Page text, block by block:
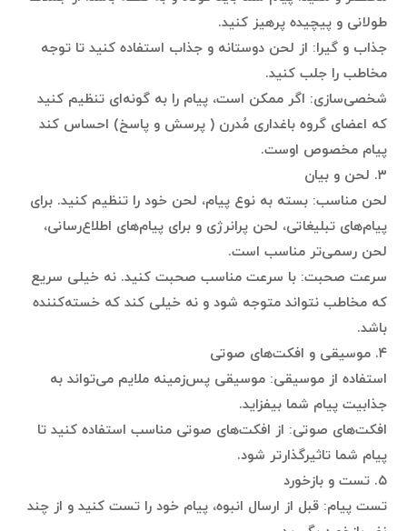
طولانی و پیچیده پرهیز کنید.
جذاب و گیرا: از لحن دوستانه و جذاب استفاده کنید تا توجه
مخاطب را جلب کنید.
شخصی‌سازی: اگر ممکن است، پیام را به گونه‌ای تنظیم کنید
که اعضای گروه باغداری مُدرن ( پرسش و پاسخ) احساس کند
پیام مخصوص اوست.
۳. لحن و بیان
لحن مناسب: بسته به نوع پیام، لحن خود را تنظیم کنید. برای
پیام‌های تبلیغاتی، لحن پرانرژی و برای پیام‌های اطلاع‌رسانی،
لحن رسمی‌تر مناسب است.
سرعت صحبت: با سرعت مناسب صحبت کنید. نه خیلی سریع
که مخاطب نتواند متوجه شود و نه خیلی کند که خسته‌کننده
باشد.
۴. موسیقی و افکت‌های صوتی
استفاده از موسیقی: موسیقی پس‌زمینه ملایم می‌تواند به
جذابیت پیام شما بیفزاید.
افکت‌های صوتی: از افکت‌های صوتی مناسب استفاده کنید تا
پیام شما تاثیرگذارتر شود.
۵. تست و بازخورد
تست پیام: قبل از ارسال انبوه، پیام خود را تست کنید و از چند